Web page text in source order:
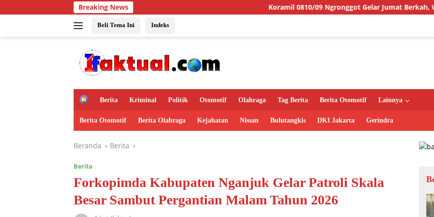
ke
Breaking News Koramil 0810/09 Ngronggot Gelar Jumat Berkah, Wujud
Beli Tema Ini Indeks
H
m
e
Berita Kriminal Politik Otomotif Olahraga Tag Berita Berita Otomotif Lainnya
Berita Otomotif Berita Olahraga Kejahatan Nissan Bulutangkis DKI Jakarta Gerindra
Beranda Berita
Berita
Forkopimda Kabupaten Nganjuk Gelar Patroli Skala
Besar Sambut Pergantian Malam Tahun 2026